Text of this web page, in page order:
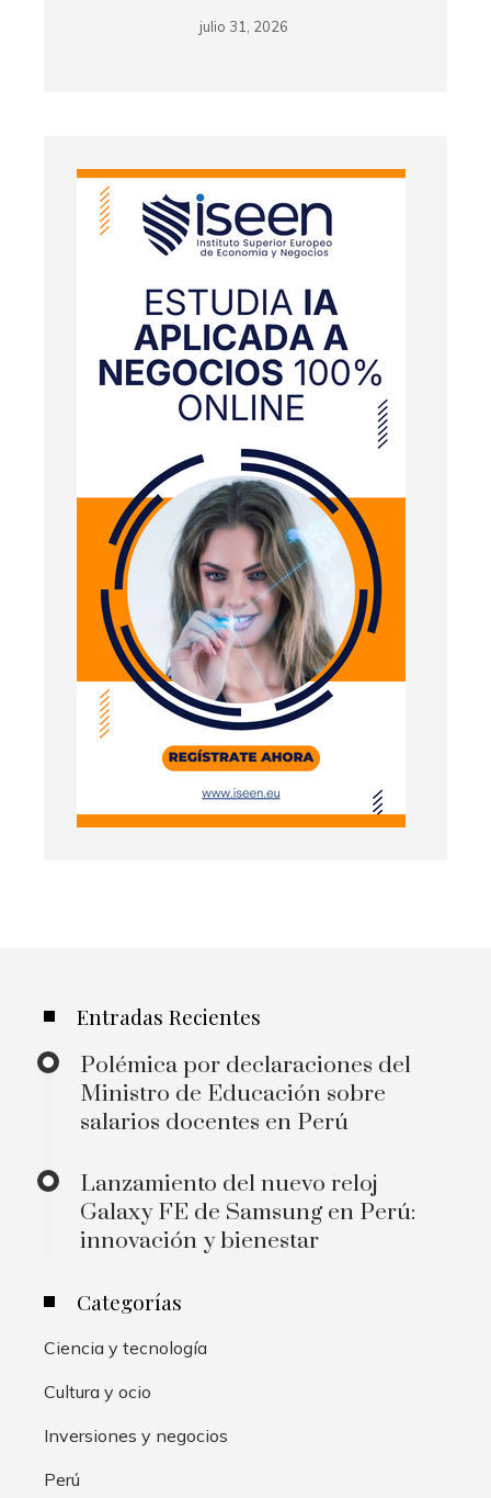
julio 31, 2026
Entradas Recientes
Polémica por declaraciones del
Ministro de Educación sobre
salarios docentes en Perú
Lanzamiento del nuevo reloj
Galaxy FE de Samsung en Perú:
innovación y bienestar
Categorías
Ciencia y tecnología
Cultura y ocio
Inversiones y negocios
Perú